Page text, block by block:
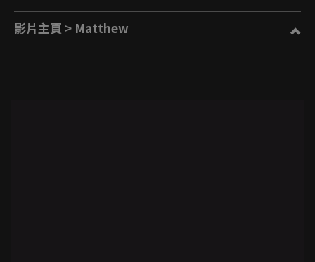
影片主頁 > Matthew